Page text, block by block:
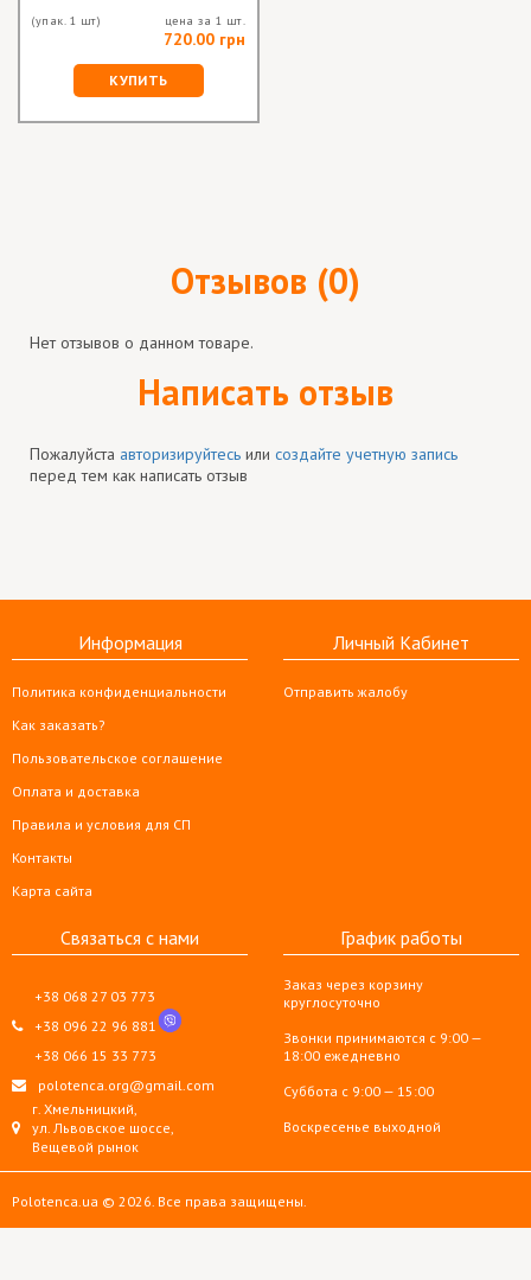
(упак. 1 шт) цена за 1 шт.
720.00 грн
КУПИТЬ
Отзывов (0)
Нет отзывов о данном товаре.
Написать отзыв
Пожалуйста авторизируйтесь или создайте учетную запись
перед тем как написать отзыв
Информация
Политика конфиденциальности
Как заказать?
Пользовательское соглашение
Оплата и доставка
Правила и условия для СП
Контакты
Карта сайта
Личный Кабинет
Отправить жалобу
Связаться с нами
+38 068 27 03 773
+38 096 22 96 881
+38 066 15 33 773
polotenca.org@gmail.com
г. Хмельницкий,
ул. Львовское шоссе,
Вещевой рынок
График работы
Заказ через корзину
круглосуточно
Звонки принимаются с 9:00 —
18:00 ежедневно
Суббота с 9:00 — 15:00
Воскресенье выходной
Polotenca.ua © 2026. Все права защищены.